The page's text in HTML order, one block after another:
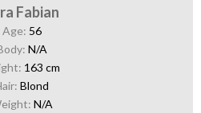
Fabian
Age: 56
N/A
163 cm
Blond
N/A